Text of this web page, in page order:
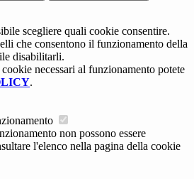
scegliere quali cookie consentire.
che consentono il funzionamento della
disabilitarli.
necessari al funzionamento potete
.
non possono essere
l'elenco nella pagina della cookie